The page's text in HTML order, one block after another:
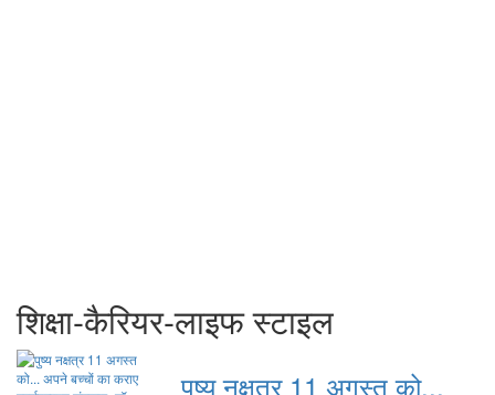
शिक्षा-कैरियर-लाइफ स्टाइल
पुष्य नक्षत्र 11 अगस्त को...